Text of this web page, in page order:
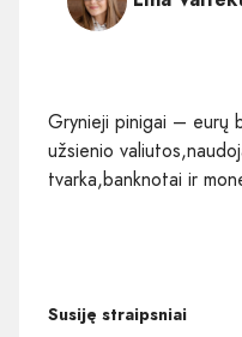
Grynieji pinigai – eurų
užsienio
tvarka,banknotai ir
Susiję straipsniai